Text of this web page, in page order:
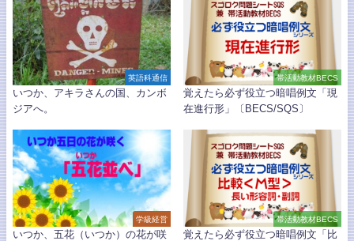
英語科通信
いつか、アキラさんの国、カンボ
ジアへ。
帯活動教材BECS
覚えたら必ず役立つ暗唱例文「現
在進行形」〔BECS/SQS〕
学級経営
いつか、五花（いつか）の花が咲
帯活動教材BECS
覚えたら必ず役立つ暗唱例文「比